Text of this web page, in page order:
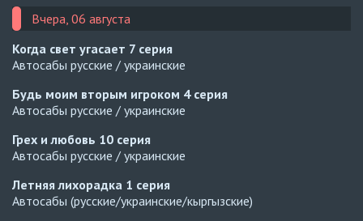
Вчера, 06 августа
Когда свет угасает 7 серия
Автосабы русские / украинские
Будь моим вторым игроком 4 серия
Автосабы русские / украинские
Грех и любовь 10 серия
Автосабы русские / украинские
Летняя лихорадка 1 серия
Автосабы (русские/украинские/кыргызские)